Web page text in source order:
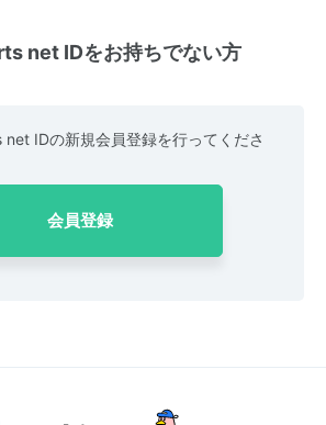
net IDをお持ちでない方
IDの新規会員登録を行ってくださ
会員登録